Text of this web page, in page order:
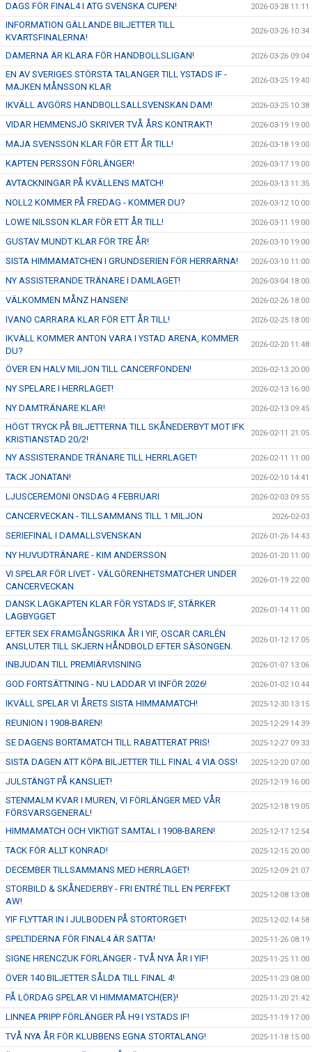
DAGS FÖR FINAL4 I ATG SVENSKA CUPEN! 2026-03-28 11:11
INFORMATION GÄLLANDE BILJETTER TILL
KVARTSFINALERNA!
2026-03-26 10:34
DAMERNA ÄR KLARA FÖR HANDBOLLSLIGAN! 2026-03-26 09:04
EN AV SVERIGES STÖRSTA TALANGER TILL YSTADS IF -
MAJKEN MÅNSSON KLAR
2026-03-25 19:40
IKVÄLL AVGÖRS HANDBOLLSALLSVENSKAN DAM! 2026-03-25 10:38
VIDAR HEMMENSJÖ SKRIVER TVÅ ÅRS KONTRAKT! 2026-03-19 19:00
MAJA SVENSSON KLAR FÖR ETT ÅR TILL! 2026-03-18 19:00
KAPTEN PERSSON FÖRLÄNGER! 2026-03-17 19:00
AVTACKNINGAR PÅ KVÄLLENS MATCH! 2026-03-13 11:35
NOLL2 KOMMER PÅ FREDAG - KOMMER DU? 2026-03-12 10:00
LOWE NILSSON KLAR FÖR ETT ÅR TILL! 2026-03-11 19:00
GUSTAV MUNDT KLAR FÖR TRE ÅR! 2026-03-10 19:00
SISTA HIMMAMATCHEN I GRUNDSERIEN FÖR HERRARNA! 2026-03-10 11:00
NY ASSISTERANDE TRÄNARE I DAMLAGET! 2026-03-04 18:00
VÄLKOMMEN MÅNZ HANSEN! 2026-02-26 18:00
IVANO CARRARA KLAR FÖR ETT ÅR TILL! 2026-02-25 18:00
IKVÄLL KOMMER ANTON VARA I YSTAD ARENA, KOMMER
DU?
2026-02-20 11:48
ÖVER EN HALV MILJON TILL CANCERFONDEN! 2026-02-13 20:00
NY SPELARE I HERRLAGET! 2026-02-13 16:00
NY DAMTRÄNARE KLAR! 2026-02-13 09:45
HÖGT TRYCK PÅ BILJETTERNA TILL SKÅNEDERBYT MOT IFK
KRISTIANSTAD 20/2!
2026-02-11 21:05
NY ASSISTERANDE TRÄNARE TILL HERRLAGET! 2026-02-11 11:00
TACK JONATAN! 2026-02-10 14:41
LJUSCEREMONI ONSDAG 4 FEBRUARI 2026-02-03 09:55
CANCERVECKAN - TILLSAMMANS TILL 1 MILJON 2026-02-03
SERIEFINAL I DAMALLSVENSKAN 2026-01-26 14:43
NY HUVUDTRÄNARE - KIM ANDERSSON 2026-01-20 11:00
VI SPELAR FÖR LIVET - VÄLGÖRENHETSMATCHER UNDER
CANCERVECKAN
2026-01-19 22:00
DANSK LAGKAPTEN KLAR FÖR YSTADS IF, STÄRKER
LAGBYGGET
2026-01-14 11:00
EFTER SEX FRAMGÅNGSRIKA ÅR I YIF, OSCAR CARLÉN
ANSLUTER TILL SKJERN HÅNDBOLD EFTER SÄSONGEN.
2026-01-12 17:05
INBJUDAN TILL PREMIÄRVISNING 2026-01-07 13:06
GOD FORTSÄTTNING - NU LADDAR VI INFÖR 2026! 2026-01-02 10:44
IKVÄLL SPELAR VI ÅRETS SISTA HIMMAMATCH! 2025-12-30 13:15
REUNION I 1908-BAREN! 2025-12-29 14:39
SE DAGENS BORTAMATCH TILL RABATTERAT PRIS! 2025-12-27 09:33
SISTA DAGEN ATT KÖPA BILJETTER TILL FINAL 4 VIA OSS! 2025-12-20 07:00
JULSTÄNGT PÅ KANSLIET! 2025-12-19 16:00
STENMALM KVAR I MUREN, VI FÖRLÄNGER MED VÅR
FÖRSVARSGENERAL!
2025-12-18 19:05
HIMMAMATCH OCH VIKTIGT SAMTAL I 1908-BAREN! 2025-12-17 12:54
TACK FÖR ALLT KONRAD! 2025-12-15 20:00
DECEMBER TILLSAMMANS MED HERRLAGET! 2025-12-09 21:07
STORBILD & SKÅNEDERBY - FRI ENTRÉ TILL EN PERFEKT
AW!
2025-12-08 13:08
YIF FLYTTAR IN I JULBODEN PÅ STORTORGET! 2025-12-02 14:58
SPELTIDERNA FÖR FINAL4 ÄR SATTA! 2025-11-26 08:19
SIGNE HRENCZUK FÖRLÄNGER - TVÅ NYA ÅR I YIF! 2025-11-25 11:00
ÖVER 140 BILJETTER SÅLDA TILL FINAL 4! 2025-11-23 08:00
PÅ LÖRDAG SPELAR VI HIMMAMATCH(ER)! 2025-11-20 21:42
LINNEA PRIPP FÖRLÄNGER PÅ H9 I YSTADS IF! 2025-11-19 17:00
TVÅ NYA ÅR FÖR KLUBBENS EGNA STORTALANG! 2025-11-18 15:00